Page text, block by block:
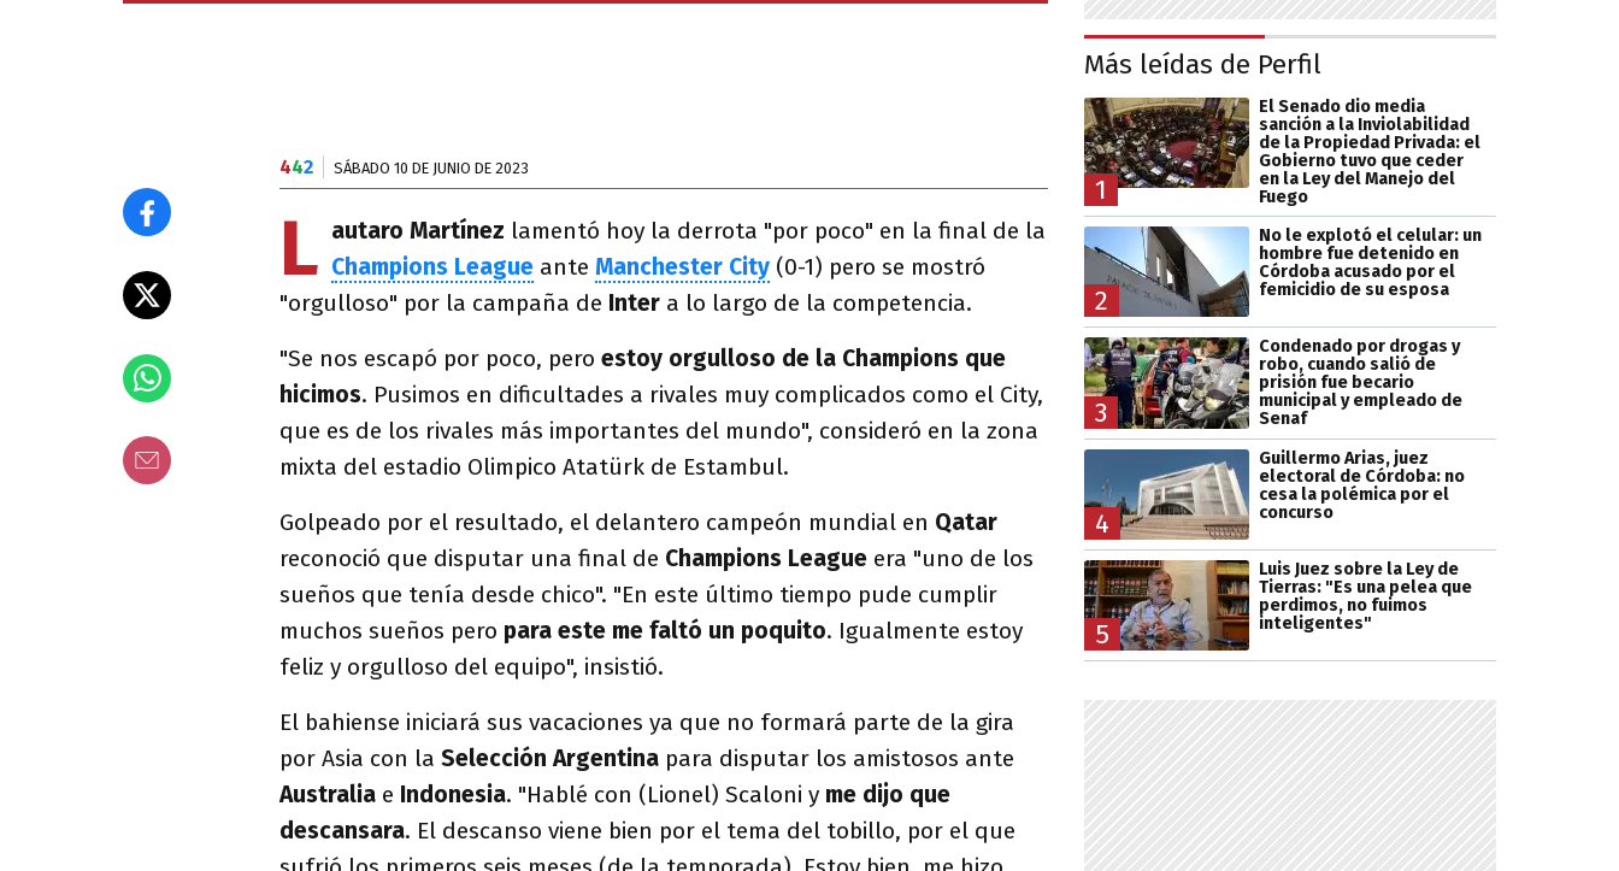
442 SÁBADO 10 DE JUNIO DE 2023
L autaro Martínez lamentó hoy la derrota "por poco" en la final de la
Champions League ante Manchester City (0-1) pero se mostró
"orgulloso" por la campaña de Inter a lo largo de la competencia.
"Se nos escapó por poco, pero estoy orgulloso de la Champions que
hicimos. Pusimos en dificultades a rivales muy complicados como el City,
que es de los rivales más importantes del mundo", consideró en la zona
mixta del estadio Olimpico Atatürk de Estambul.
Golpeado por el resultado, el delantero campeón mundial en Qatar
reconoció que disputar una final de Champions League era "uno de los
sueños que tenía desde chico". "En este último tiempo pude cumplir
muchos sueños pero para este me faltó un poquito. Igualmente estoy
feliz y orgulloso del equipo", insistió.
El bahiense iniciará sus vacaciones ya que no formará parte de la gira
por Asia con la Selección Argentina para disputar los amistosos ante
Australia e Indonesia. "Hablé con (Lionel) Scaloni y me dijo que
descansara. El descanso viene bien por el tema del tobillo, por el que
Más leídas de Perfil
1
El Senado dio media
sanción a la Inviolabilidad
de la Propiedad Privada: el
Gobierno tuvo que ceder
en la Ley del Manejo del
Fuego
2
No le explotó el celular: un
hombre fue detenido en
Córdoba acusado por el
femicidio de su esposa
3
Condenado por drogas y
robo, cuando salió de
prisión fue becario
municipal y empleado de
Senaf
4
Guillermo Arias, juez
electoral de Córdoba: no
cesa la polémica por el
concurso
5
Luis Juez sobre la Ley de
Tierras: "Es una pelea que
perdimos, no fuimos
inteligentes"